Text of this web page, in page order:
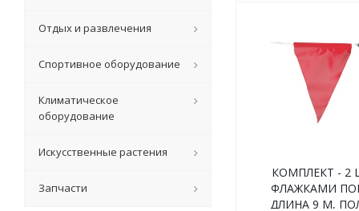
КОМПЛЕКТ - 2
ФЛАЖКАМИ
ДЛИНА 9 M,
Отдых и развлечения
Спортивное оборудование
Климатическое
оборудование
Искусственные растения
Запчасти